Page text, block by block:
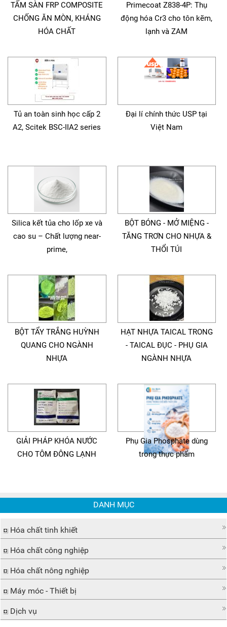
TẤM SÀN FRP COMPOSITE
CHỐNG ĂN MÒN, KHÁNG
HÓA CHẤT
Primecoat Z838-4P: Thụ
động hóa Cr3 cho tôn kẽm,
lạnh và ZAM
Tủ an toàn sinh học cấp 2
A2, Scitek BSC-IIA2 series
Đại lí chính thức USP tại
Việt Nam
Silica kết tủa cho lốp xe và
cao su – Chất lượng near-
prime,
BỘT BÓNG - MỞ MIỆNG -
TĂNG TRƠN CHO NHỰA &
THỔI TÚI
BỘT TẨY TRẮNG HUỲNH
QUANG CHO NGÀNH
NHỰA
HẠT NHỰA TAICAL TRONG
- TAICAL ĐỤC - PHỤ GIA
NGÀNH NHỰA
GIẢI PHÁP KHÓA NƯỚC
CHO TÔM ĐÔNG LẠNH
Phụ Gia Phosphate dùng
trong thực phẩm
DANH MỤC
Hóa chất tinh khiết
Hóa chất công nghiệp
Hóa chất nông nghiệp
Máy móc - Thiết bị
Dịch vụ